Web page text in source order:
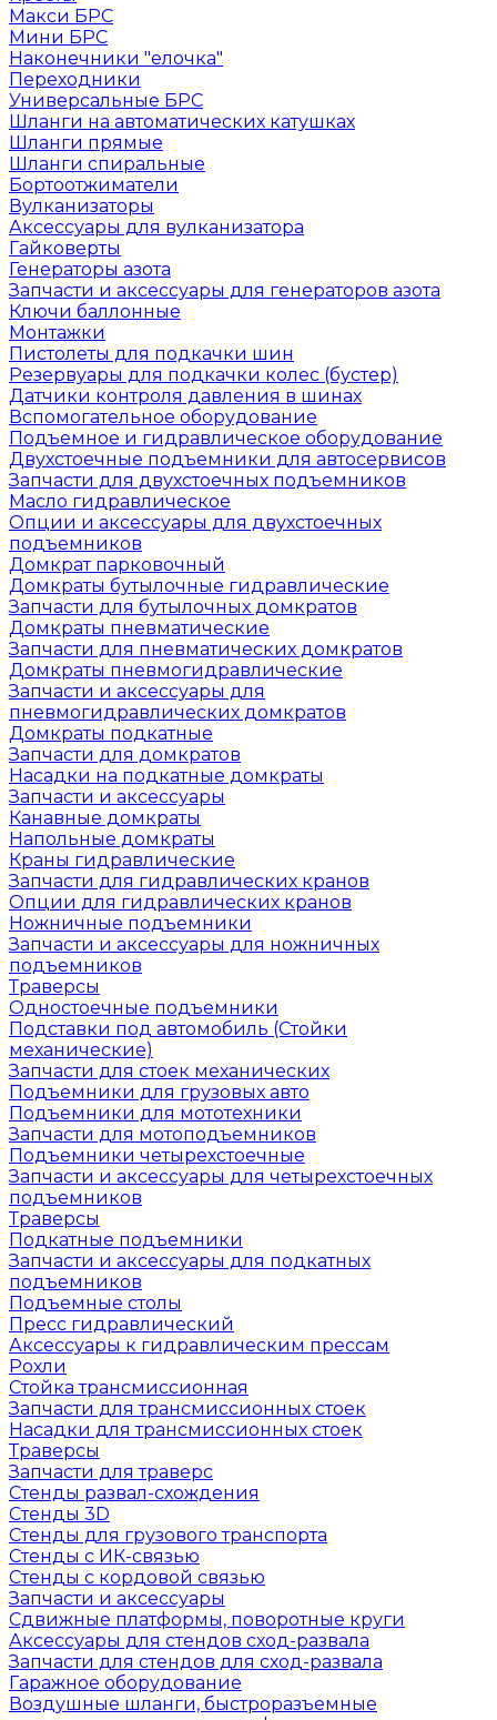
Макси БРС
Мини БРС
Наконечники "елочка"
Переходники
Универсальные БРС
Шланги на автоматических катушках
Шланги прямые
Шланги спиральные
Бортоотжиматели
Вулканизаторы
Аксессуары для вулканизатора
Гайковерты
Генераторы азота
Запчасти и аксессуары для генераторов азота
Ключи баллонные
Монтажки
Пистолеты для подкачки шин
Резервуары для подкачки колес (бустер)
Датчики контроля давления в шинах
Вспомогательное оборудование
Подъемное и гидравлическое оборудование
Двухстоечные подъемники для автосервисов
Запчасти для двухстоечных подъемников
Масло гидравлическое
Опции и аксессуары для двухстоечных
подъемников
Домкрат парковочный
Домкраты бутылочные гидравлические
Запчасти для бутылочных домкратов
Домкраты пневматические
Запчасти для пневматических домкратов
Домкраты пневмогидравлические
Запчасти и аксессуары для
пневмогидравлических домкратов
Домкраты подкатные
Запчасти для домкратов
Насадки на подкатные домкраты
Запчасти и аксессуары
Канавные домкраты
Напольные домкраты
Краны гидравлические
Запчасти для гидравлических кранов
Опции для гидравлических кранов
Ножничные подъемники
Запчасти и аксессуары для ножничных
подъемников
Траверсы
Одностоечные подъемники
Подставки под автомобиль (Стойки
механические)
Запчасти для стоек механических
Подъемники для грузовых авто
Подъемники для мототехники
Запчасти для мотоподъемников
Подъемники четырехстоечные
Запчасти и аксессуары для четырехстоечных
подъемников
Траверсы
Подкатные подъемники
Запчасти и аксессуары для подкатных
подъемников
Подъемные столы
Пресс гидравлический
Аксессуары к гидравлическим прессам
Рохли
Стойка трансмиссионная
Запчасти для трансмиссионных стоек
Насадки для трансмиссионных стоек
Траверсы
Запчасти для траверс
Стенды развал-схождения
Стенды 3D
Стенды для грузового транспорта
Стенды с ИК-связью
Стенды с кордовой связью
Запчасти и аксессуары
Сдвижные платформы, поворотные круги
Аксессуары для стендов сход-развала
Запчасти для стендов для сход-развала
Гаражное оборудование
Воздушные шланги, быстроразъемные